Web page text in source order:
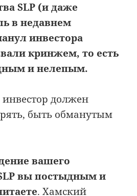
SLP (и даже
в недавнем
инвестора
кринжем, то есть
и нелепым.
должен
быть обманутым
вашего
вы постыдным и
. Хамский